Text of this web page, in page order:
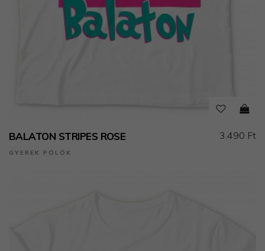
BALATON STRIPES ROSE
GYEREK PÓLÓK
3.490 Ft